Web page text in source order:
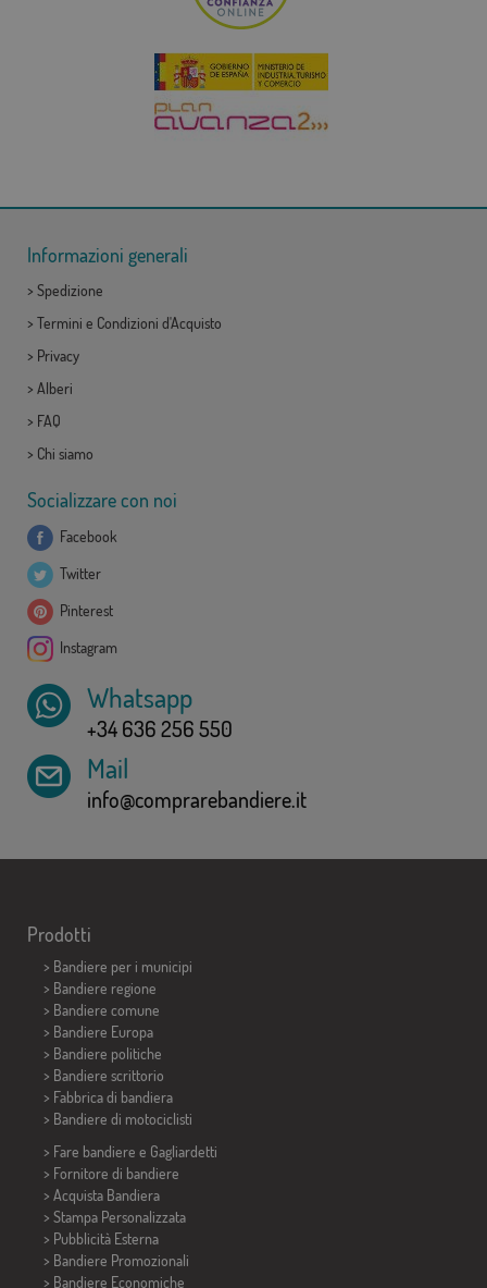
Informazioni generali
> Spedizione
> Termini e Condizioni d'Acquisto
> Privacy
> Alberi
> FAQ
> Chi siamo
Socializzare con noi
Facebook
Twitter
Pinterest
Instagram
Whatsapp
+34 636 256 550
Mail
info@comprarebandiere.it
Prodotti
> Bandiere per i municipi
> Bandiere regione
> Bandiere comune
> Bandiere Europa
> Bandiere politiche
> Bandiere scrittorio
> Fabbrica di bandiera
> Bandiere di motociclisti
> Fare bandiere e Gagliardetti
> Fornitore di bandiere
> Acquista Bandiera
> Stampa Personalizzata
> Pubblicità Esterna
> Bandiere Promozionali
> Bandiere Economiche